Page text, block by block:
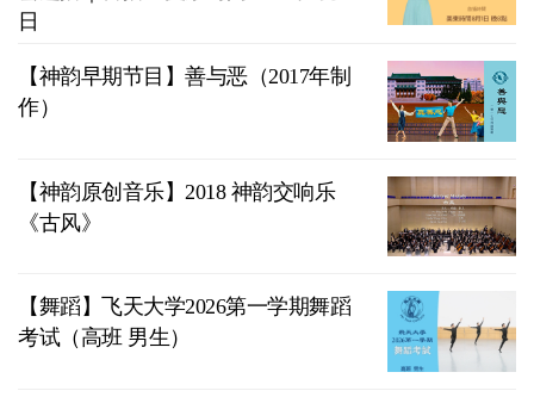
日
【神韵早期节目】善与恶（2017年制
作）
【神韵原创音乐】2018 神韵交响乐
《古风》
【舞蹈】飞天大学2026第一学期舞蹈
考试（高班 男生）